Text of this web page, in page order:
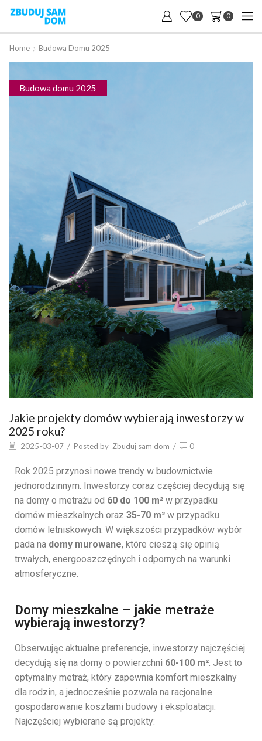
0 0
Home Budowa Domu 2025
Budowa domu 2025
Jakie projekty domów wybierają inwestorzy w
2025 roku?
2025-03-07 / Posted by Zbuduj sam dom / 0
Rok 2025 przynosi nowe trendy w budownictwie
jednorodzinnym. Inwestorzy coraz częściej decydują się
na domy o metrażu od 60 do 100 m² w przypadku
domów mieszkalnych oraz 35-70 m² w przypadku
domów letniskowych. W większości przypadków wybór
pada na domy murowane, które cieszą się opinią
trwałych, energooszczędnych i odpornych na warunki
atmosferyczne.
Domy mieszkalne – jakie metraże
wybierają inwestorzy?
Obserwując aktualne preferencje, inwestorzy najczęściej
decydują się na domy o powierzchni 60-100 m². Jest to
optymalny metraż, który zapewnia komfort mieszkalny
dla rodzin, a jednocześnie pozwala na racjonalne
gospodarowanie kosztami budowy i eksploatacji.
Najczęściej wybierane są projekty: